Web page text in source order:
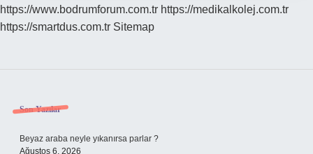
https://www.bodrumforum.com.tr https://medikalkolej.com.tr
https://smartdus.com.tr Sitemap
Sidebar
Son Yazılar
Beyaz araba neyle yıkanırsa parlar ?
Ağustos 6, 2026